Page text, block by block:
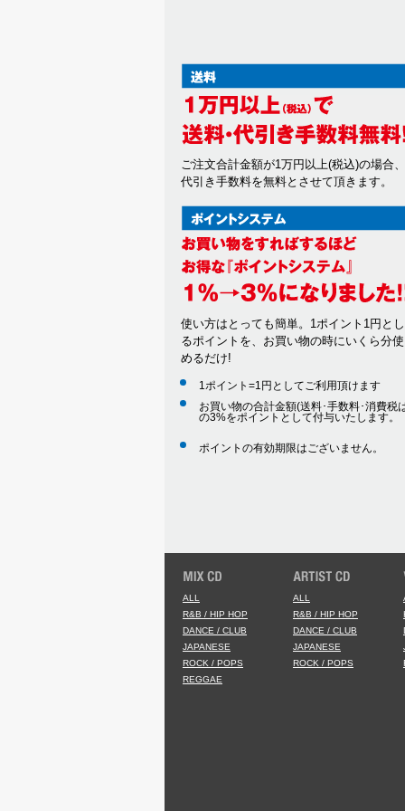
ご注文合計金額が1万円以上(税込)の場合
代引き手数料を無料とさせて頂きます。
使い方はとっても簡単。1ポイント1円と
るポイントを、お買い物の時にいくら分
めるだけ!
1ポイント=1円としてご利用頂けます
お買い物の合計金額(送料･手数料･消費税
の3%をポイントとして付与いたします。
ポイントの有効期限はございません。
ALL
R&B / HIP HOP
DANCE / CLUB
JAPANESE
ROCK / POPS
REGGAE
ALL
R&B / HIP HOP
DANCE / CLUB
JAPANESE
ROCK / POPS